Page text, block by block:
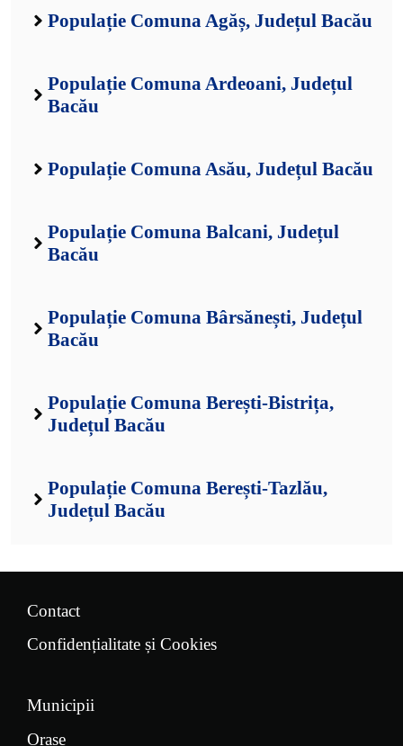
Populație Comuna Agăș, Județul Bacău
Populație Comuna Ardeoani, Județul
Bacău
Populație Comuna Asău, Județul Bacău
Populație Comuna Balcani, Județul
Bacău
Populație Comuna Bârsănești, Județul
Bacău
Populație Comuna Berești-Bistrița,
Județul Bacău
Populație Comuna Berești-Tazlău,
Județul Bacău
Contact
Confidențialitate și Cookies
Municipii
Orașe